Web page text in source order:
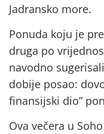
Jadransko more.
Ponuda koju je
druga po
navodno
dobije posao:
finansijski dio”
Ova večera u